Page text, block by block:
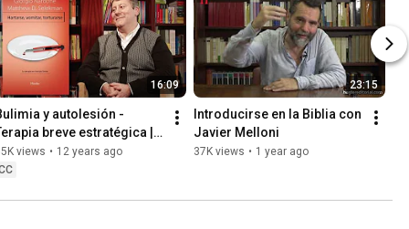
16:09
y autolesión -
breve estratégica |
Nardone
views • 12 years ago
23:15
Introducirse en la Biblia con
Javier Melloni
37K views • 1 year ago